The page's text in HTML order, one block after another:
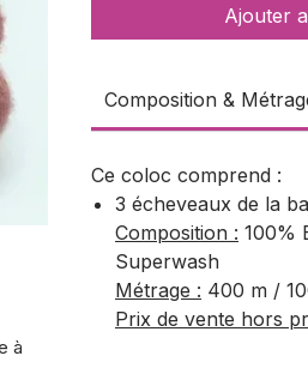
à
Ajouter
Composition &
Ce coloc comprend :
3 écheveaux de la
Composition : 100%
Superwash
Métrage : 400 m /
Prix de vente hors